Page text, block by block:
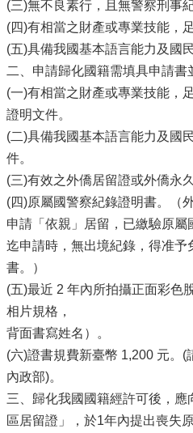
(三)無不良素行，且無警察刑事
(四)有相當之財產或專業技能，
(五)具備我國基本語言能力及國
二、申請歸化國籍需填具申請書
(一)有相當之財產或專業技能，
證明文件。
(二)具備我國基本語言能力及國
件。
(三)有效之外僑居留證或外僑永
(四)原屬國警察紀錄證明書。（
申請「依親」居留，已繳驗原
迄申請時，無出境紀錄，得准予
書。）
(五)最近 2 年內所拍攝正面彩色
相片規格，
背面書寫姓名）。
(六)證書規費新臺幣 1,200 元。(
內政部)。
三、歸化我國國籍經許可後，
區居留證」，於1年內提出喪失